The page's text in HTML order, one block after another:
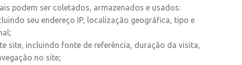
podem ser coletados, armazenados e usados:
seu endereço IP, localização geográfica, tipo e
site, incluindo fonte de referência, duração da visita,
no site;